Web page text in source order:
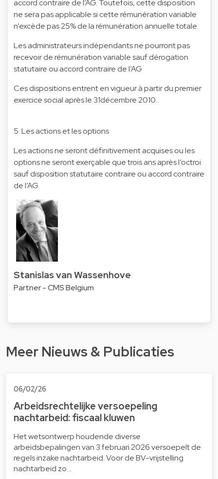
accord contraire de l’AG. Toutefois, cette disposition
ne sera pas applicable si cette rémunération variable
n’excède pas 25% de la rémunération annuelle totale.
Les administrateurs indépendants ne pourront pas
recevoir de rémunération variable sauf dérogation
statutaire ou accord contraire de l’AG
Ces dispositions entrent en vigueur à partir du premier
exercice social après le 31décembre 2010.
5. Les actions et les options
Les actions ne seront définitivement acquises ou les
options ne seront exerçable que trois ans après l’octroi
sauf disposition statutaire contraire ou accord contraire
de l’AG.
Stanislas van Wassenhove
Partner - CMS Belgium
Meer Nieuws & Publicaties
06/02/26
Arbeidsrechtelijke versoepeling
nachtarbeid: fiscaal kluwen
Het wetsontwerp houdende diverse
arbeidsbepalingen van 3 februari 2026 versoepelt de
regels inzake nachtarbeid. Voor de BV-vrijstelling
nachtarbeid zo…